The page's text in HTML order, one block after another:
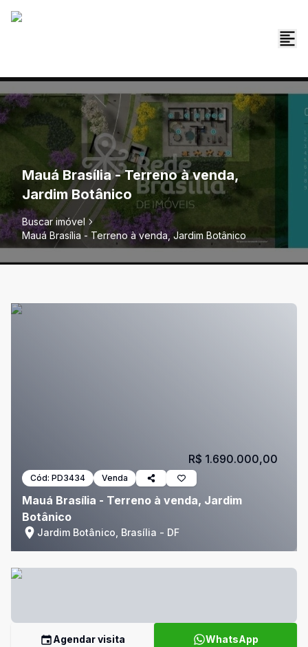
Mauá Brasília - Terreno à venda,
Jardim Botânico
Buscar imóvel
Mauá Brasília - Terreno à venda, Jardim Botânico
Cód: PD3434 Venda
Mauá Brasília - Terreno à venda, Jardim
Botânico
Jardim Botânico, Brasília - DF
R$ 1.690.000,00
Agendar visita WhatsApp